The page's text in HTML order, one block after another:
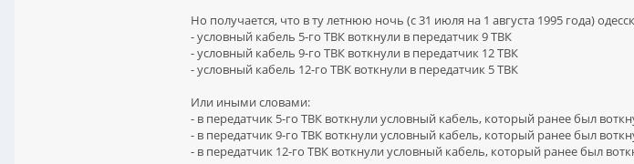
Но получается, что в ту летнюю ночь (с 31 июля на 1 августа 1995 года)
- условный кабель 5-го ТВК воткнули в передатчик 9 ТВК
- условный кабель 9-го ТВК воткнули в передатчик 12 ТВК
- условный кабель 12-го ТВК воткнули в передатчик 5 ТВК
Или иными словами:
- в передатчик 5-го ТВК воткнули условный кабель, который ранее был
- в передатчик 9-го ТВК воткнули условный кабель, который ранее был
- в передатчик 12-го ТВК воткнули условный кабель, который ранее был